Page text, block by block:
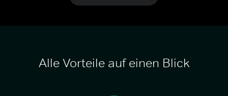
Alle Vorteile auf einen Blick